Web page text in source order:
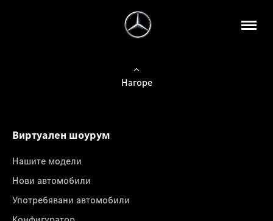
Нагоре
Виртуален шоурум
Нашите модели
Нови автомобили
Употребявани автомобили